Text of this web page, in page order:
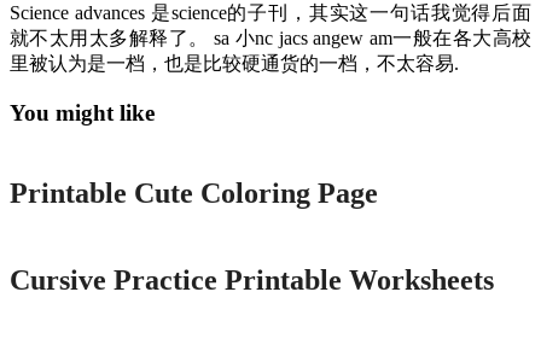
Science advances 是science的子刊，其实这一句话我觉得后面
就不太用太多解释了。 sa 小nc jacs angew am一般在各大高校
里被认为是一档，也是比较硬通货的一档，不太容易.
You might like
Printable
Printable Cute Coloring Page
Cursive Practice Printable Worksheets